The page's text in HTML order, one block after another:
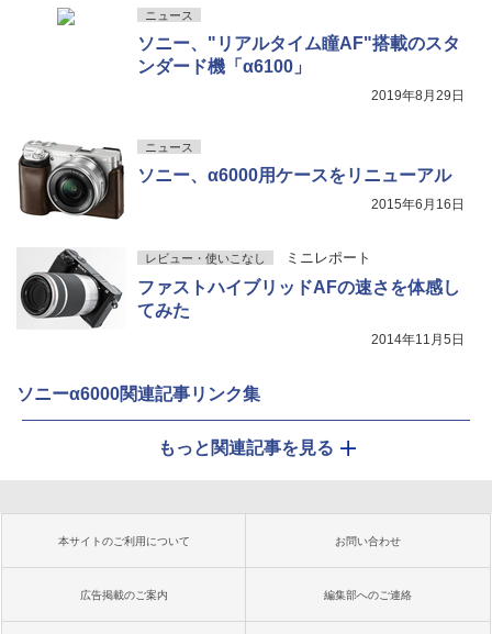
ニュース
ソニー、"リアルタイム瞳AF"搭載のスタ
ンダード機「α6100」
2019年8月29日
ニュース
ソニー、α6000用ケースをリニューアル
2015年6月16日
レビュー・使いこなし ミニレポート
ファストハイブリッドAFの速さを体感し
てみた
2014年11月5日
ソニーα6000関連記事リンク集
もっと関連記事を見る
本サイトのご利用について お問い合わせ
広告掲載のご案内 編集部へのご連絡